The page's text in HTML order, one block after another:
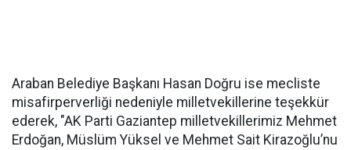
Araban Belediye Başkanı Hasan Doğru ise mecliste
misafirperverliği nedeniyle milletvekillerine teşekkür
ederek, "AK Parti Gaziantep milletvekillerimiz Mehmet
Erdoğan, Müslüm Yüksel ve Mehmet Sait Kirazoğlu’nu